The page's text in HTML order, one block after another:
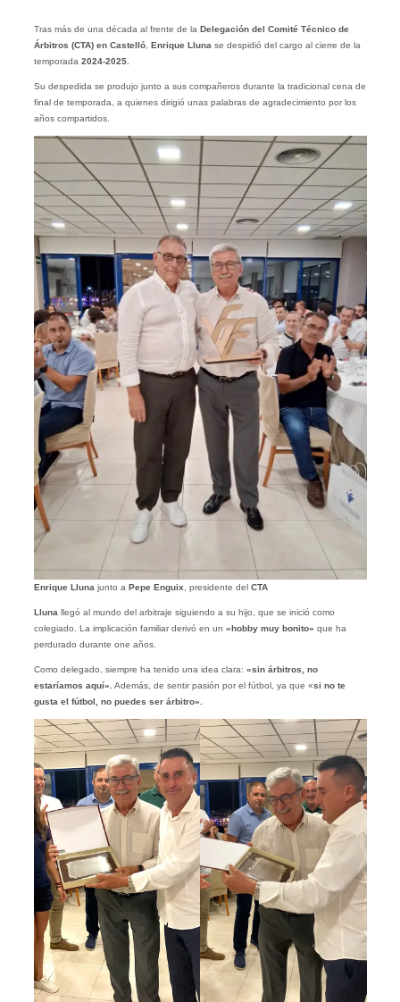
Tras más de una década al frente de la Delegación del Comité Técnico de
Árbitros (CTA) en Castelló, Enrique Lluna se despidió del cargo al cierre de la
temporada 2024-2025.
Su despedida se produjo junto a sus compañeros durante la tradicional cena de
final de temporada, a quienes dirigió unas palabras de agradecimiento por los
años compartidos.
Enrique Llunajunto a Pepe Enguix, presidente del CTA
Llunallegó al mundo del arbitraje siguiendo a su hijo, que se inició como
colegiado. La implicación familiar derivó en un «hobby muy bonito» que ha
perdurado durante one años.
Como delegado, siempre ha tenido una idea clara: «sin árbitros, no
estaríamos aquí». Además, de sentir pasión por el fútbol, ya que «si no te
gusta el fútbol, no puedes ser árbitro».